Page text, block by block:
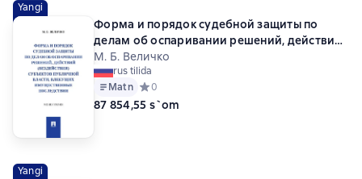
Yangi
Форма и порядок судебной защиты по
делам об оспаривании решений, действий
(бездействия) субъектов публичной
власти, влекущих имущественные
последствия
М. Б. Величко
rus tilida
Matn Средний рейтинг 0 на основе 0 оценок
0
87 854,55 s`om
Yangi